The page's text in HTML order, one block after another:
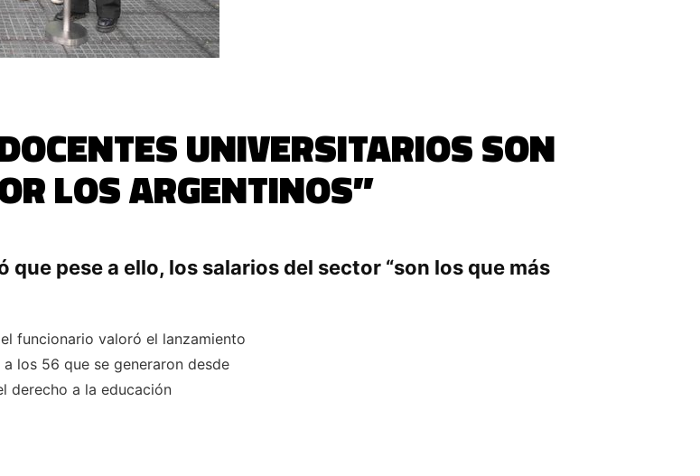
UNIVERSITARIOS SON
LOS ARGENTINOS”
pese a ello, los salarios del sector “son los que más
funcionario valoró el lanzamiento
los 56 que se generaron desde
derecho a la educación